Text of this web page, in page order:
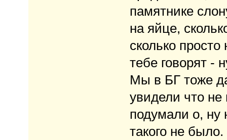
памятнике
на яйце,
сколько
тебе говорят -
Мы в БГ тоже
увидели что
подумали о,
такого не